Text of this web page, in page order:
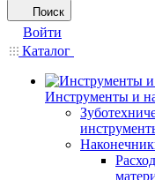
Поиск
Войти
Каталог
Инструменты и